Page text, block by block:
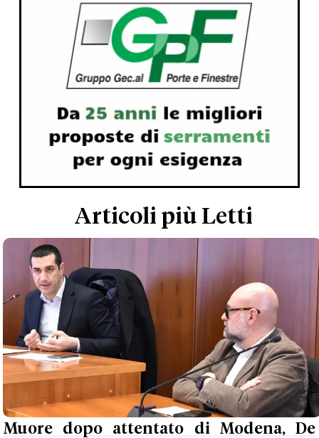
Articoli più Letti
Muore dopo attentato di Modena, De